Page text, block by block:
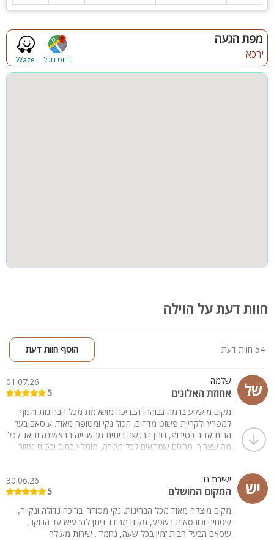
Waze ניווט גוגל
מפת הגעה
ירכא
חוות דעת על הוילה
54 חוות דעת הוסף חוות דעת
של שלמה
אחוזת האלונים
01.07.26
5
מקום מושקע ברמה גבוהה! הבריכה מושלמת מכל הבחינות והנוף
למפרץ ולקריות פשוט מדהים. הכול נקי ומטופח מאוד. עיסאם בעל
הבית אדיב בטירוף, נותן הרגשה ביתית מהשנייה הראשונה ודואג לכל
מה שצריך. מתחם שמתאים לכל מטרה, מומלץ בחום ובטוח נחזור
יש ישיבת נו
המקום המושלם
30.06.26
5
מקום מוצלח מאוד מכל הבחינות. נקי מסודר. בריכה גדולה ונקייה,
שטחים וכורסאות בשפע, מקום מבודד ניתן להרעיש עד הבוקר,
עיסאם הבעל הבית זמין בכל שעה, נחמד . שירות מעולה